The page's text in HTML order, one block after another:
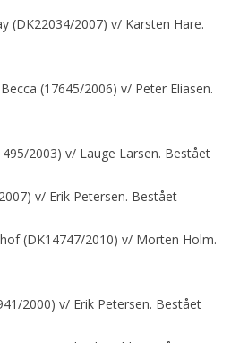
(DK22034/2007) v/ Karsten Hare.
(17645/2006) v/ Peter Eliasen.
2003) v/ Lauge Larsen. Bestået
v/ Erik Petersen. Bestået
(DK14747/2010) v/ Morten Holm.
2000) v/ Erik Petersen. Bestået